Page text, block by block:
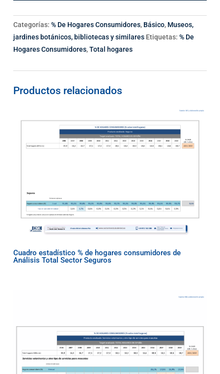
Categorías: % De Hogares Consumidores, Básico, Museos,
jardines botánicos, bibliotecas y similares Etiquetas: % De
Hogares Consumidores,Total hogares
Productos relacionados
Cuadro estadístico % de hogares consumidores de
Análisis Total Sector Seguros